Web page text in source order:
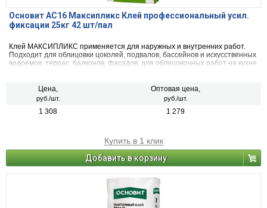
Основит AC16 Максипликс Клей профессиональный усил.
фиксации 25кг 42 шт/пал
Клей МАКСИПЛИКС применяется для наружных и внутренних работ.
Подходит для облицовки цоколей, подвалов, бассейнов и искусственных
водоемов, террас, балконов, фасадов, для облицовочных работ на кухне
теплоизоляции. Пылеобразование снижено более чем на 90%
Цена,
руб./шт.
Оптовая цена,
руб./шт.
1 308 1 279
Купить в 1 клик
Добавить в корзину